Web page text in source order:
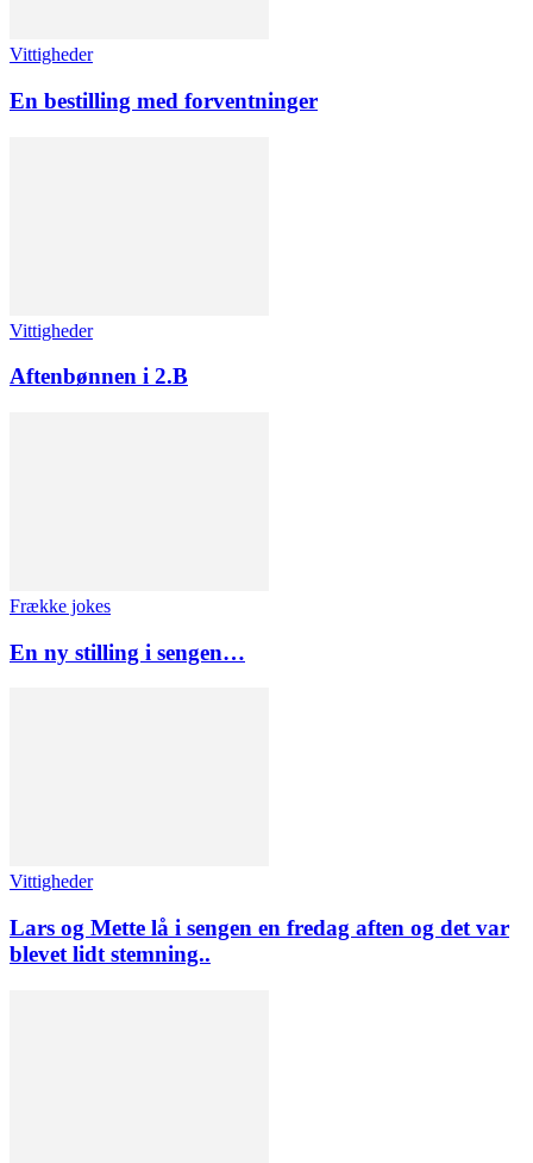
Vittigheder
En bestilling med forventninger
Vittigheder
Aftenbønnen i 2.B
Frække jokes
En ny stilling i sengen…
Vittigheder
Lars og Mette lå i sengen en fredag aften og det var
blevet lidt stemning..